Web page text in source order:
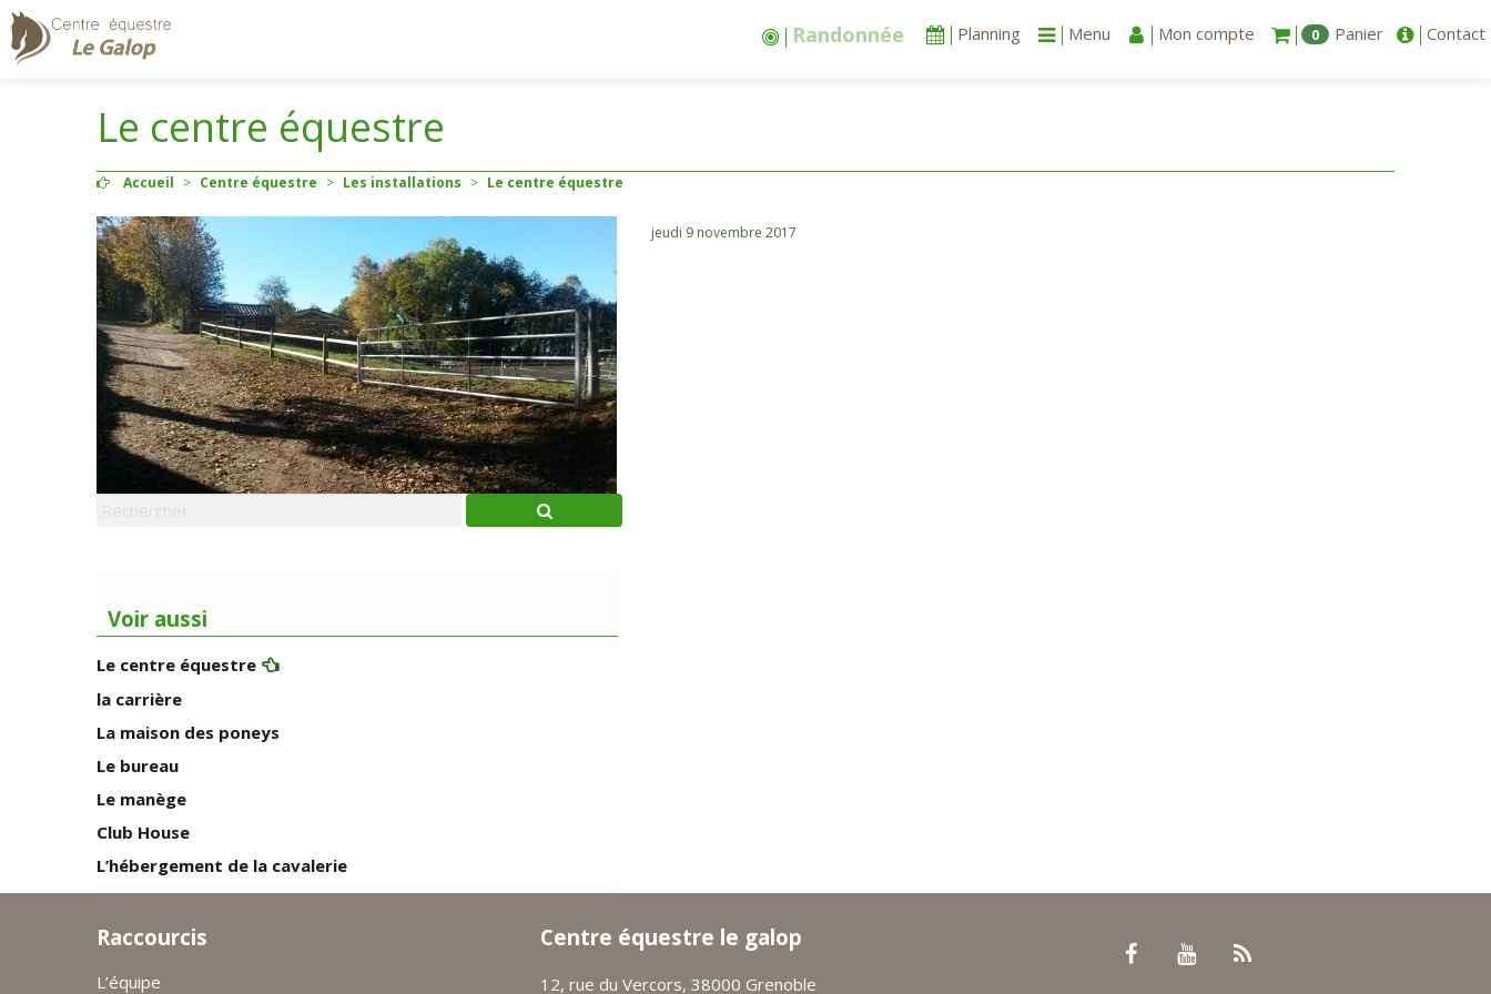
Stages vacances Planning Menu Mon compte 0 Panier Contact
Le centre équestre
Accueil > Centre équestre > Les installations > Le centre équestre
jeudi 9 novembre 2017
Voir aussi
Le centre équestre
la carrière
La maison des poneys
Le bureau
Le manège
Club House
L’hébergement de la cavalerie
Raccourcis
L’équipe
Centre équestre le galop
12, rue du Vercors, 38000 Grenoble